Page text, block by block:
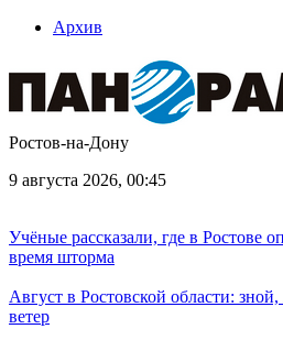
Архив
Ростов-на-Дону
9 августа 2026, 00:45
Учёные рассказали, где в Ростове
время шторма
Август в Ростовской области:
ветер